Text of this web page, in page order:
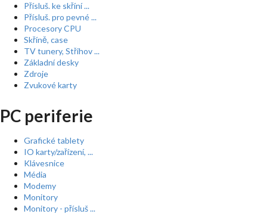
Přísluš. ke skříní ...
Přísluš. pro pevné ...
Procesory CPU
Skříně, case
TV tunery, Střihov ...
Základní desky
Zdroje
Zvukové karty
PC periferie
Grafické tablety
IO karty/zařízení, ...
Klávesnice
Média
Modemy
Monitory
Monitory - přísluš ...